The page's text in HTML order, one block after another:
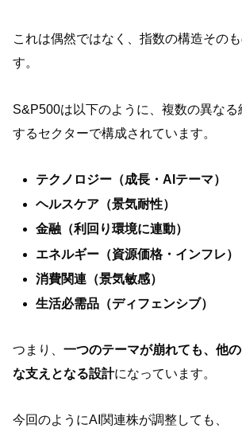
これは偶然ではなく、指数の構造その
す。
S&P500は以下のように、複数の異なる
するセクターで構成されています。
テクノロジー（成長・AIテーマ）
ヘルスケア（景気耐性）
金融（利回り環境に連動）
エネルギー（資源価格・インフレ）
消費関連（景気敏感）
生活必需品（ディフェンシブ）
つまり、 一つのテーマが崩れても、他
な支えとなる設計になっています。
今回のようにAI関連株が調整しても、